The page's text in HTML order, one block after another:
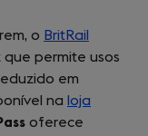
o BritRail
que permite usos
em
na loja
oferece